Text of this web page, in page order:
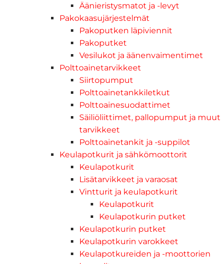
Äänieristysmatot ja -levyt
Pakokaasujärjestelmät
Pakoputken läpiviennit
Pakoputket
Vesilukot ja äänenvaimentimet
Polttoainetarvikkeet
Siirtopumput
Polttoainetankkiletkut
Polttoainesuodattimet
Säiliöliittimet, pallopumput ja muut
tarvikkeet
Polttoainetankit ja -suppilot
Keulapotkurit ja sähkömoottorit
Keulapotkurit
Lisätarvikkeet ja varaosat
Vintturit ja keulapotkurit
Keulapotkurit
Keulapotkurin putket
Keulapotkurin putket
Keulapotkurin varokkeet
Keulapotkureiden ja -moottorien